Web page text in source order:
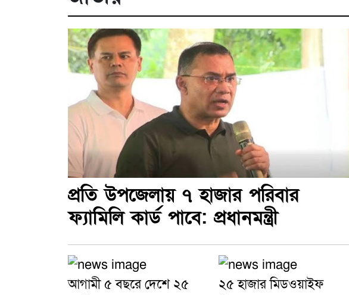
প্রতি উপজেলায় ৭ হাজার পরিবার
ফ্যামিলি কার্ড পাবে: প্রধানমন্ত্রী
আগামী ৫ বছরে দেশে ২৫
২৫ হাজার মিডওয়াইফ